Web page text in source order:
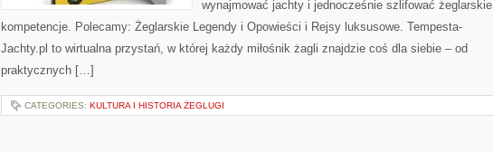
wynajmować jachty i jednocześnie szlifować żeglarskie
kompetencje. Polecamy: Żeglarskie Legendy i Opowieści i Rejsy luksusowe. Tempesta-
Jachty.pl to wirtualna przystań, w której każdy miłośnik żagli znajdzie coś dla siebie – od
praktycznych […]
CATEGORIES: KULTURA I HISTORIA ŻEGLUGI